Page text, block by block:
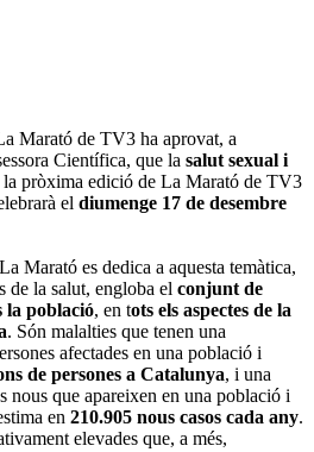
Marató de TV3 ha aprovat, a
Científica, que la salut sexual i
pròxima edició de La Marató de TV3
el diumenge 17 de desembre
Marató es dedica a aquesta temàtica,
de la salut, engloba el conjunt de
la població, en tots els aspectes de la
. Són malalties que tenen una
afectades en una població i
de persones a Catalunya, i una
nous que apareixen en una població i
en 210.905 nous casos cada any.
elevades que, a més,